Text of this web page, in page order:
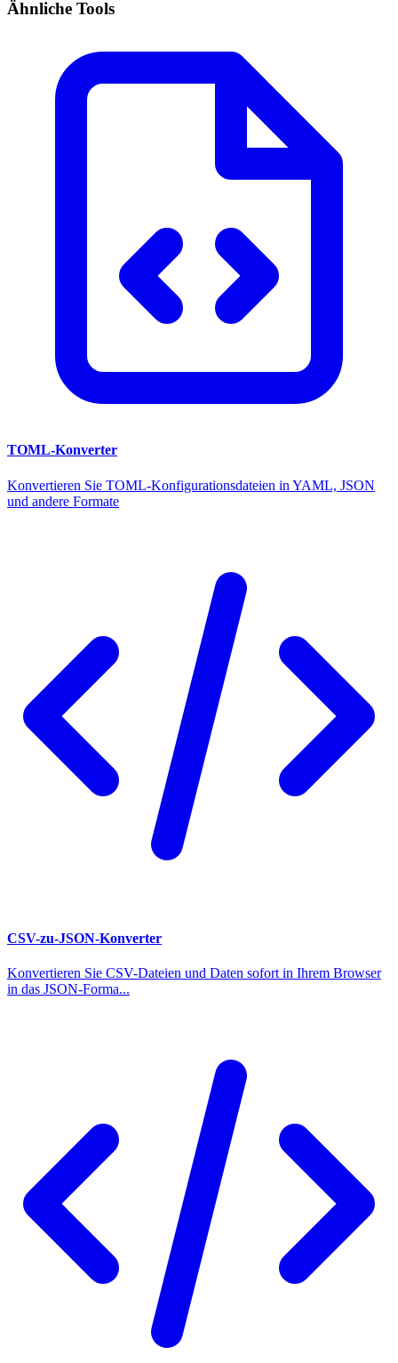
Ähnliche Tools
TOML-Konverter
Konvertieren Sie TOML-Konfigurationsdateien in YAML, JSON
und andere Formate
CSV-zu-JSON-Konverter
Konvertieren Sie CSV-Dateien und Daten sofort in Ihrem Browser
in das JSON-Forma...